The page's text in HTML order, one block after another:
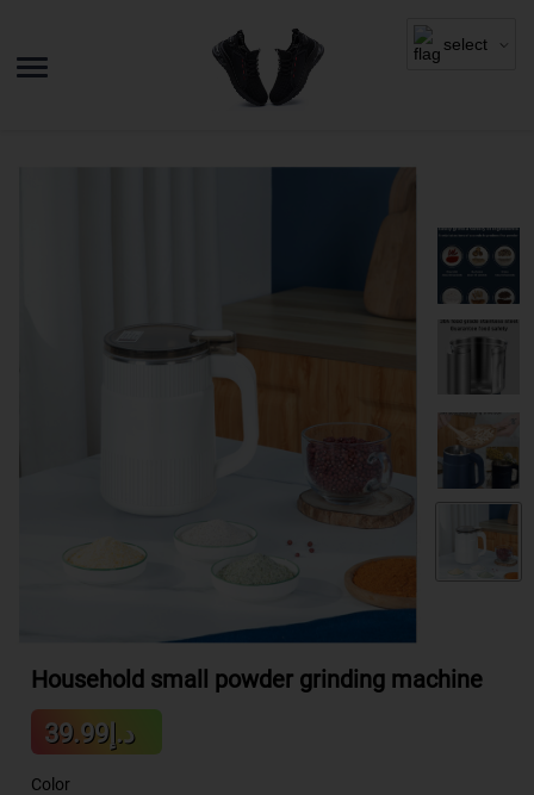
Household small powder grinding machine
Sale
price
د.إ39.99
price
Color
select